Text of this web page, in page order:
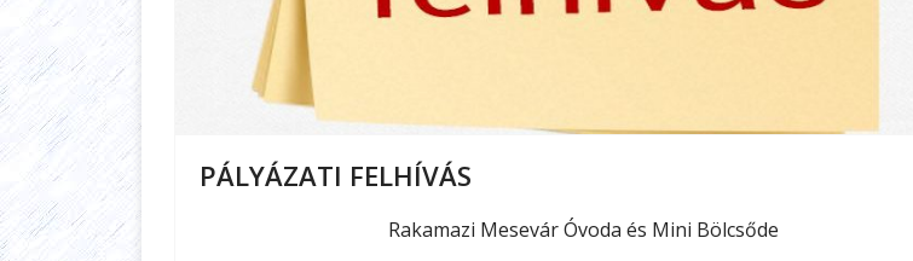
PÁLYÁZATI FELHÍVÁS
Rakamazi Mesevár Óvoda és Mini Bölcsőde